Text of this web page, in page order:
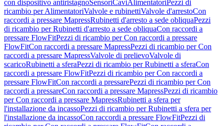
con dispositivo antiristagnoSensoriCaviAlimentatori Pezzi di
ricambio per AlimentatoriValvole e rubinettiValvole d'arrestoCon
raccordi a pressare MapressRubinetti d'arresto a sede obliquaPezzi
di ricambio per Rubinetti d'arresto a sede obliquaCon raccordi a
pressare FlowFitPezzi di ricambio per Con raccordi a pressare
FlowFitCon raccordi a pressare MapressPezzi di ricambio per Con
raccordi a pressare MapressValvole di prelievoValvole di
scaricoRubinetti a sferaPezzi di ricambio per Rubinetti a sferaCon
raccordi a pressare FlowFitPezzi di ricambio per Con raccordi a
pressare FlowFitCon raccordi a pressarePezzi di ricambio per Con
raccordi a pressareCon raccordi a pressare MapressPezzi di ricambio
per Con raccordi a pressare MapressRubinetti a sfera per
l'installazione da incassoPezzi di ricambio per Rubinetti a sfera per
l'installazione da incassoCon raccordi a pressare FlowFitPezzi di